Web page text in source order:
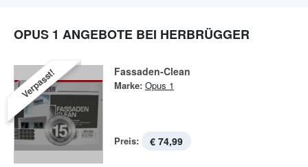
OPUS 1 ANGEBOTE BEI HERBRÜGGER
Verpasst! Fassaden-Clean
Marke: Opus 1
Preis: € 74,99